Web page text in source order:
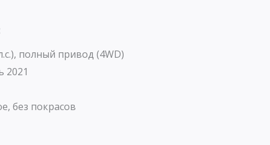
полный привод (4WD)
2021
без покрасов